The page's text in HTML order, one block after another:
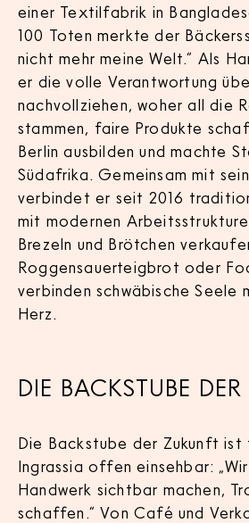
einer Textilfabrik in
100 Toten merkte der
nicht mehr meine Welt.“ Als
er die volle Verantwortung
nachvollziehen, woher all die
stammen, faire Produkte
Berlin ausbilden und machte
Südafrika. Gemeinsam mit
verbindet er seit 2016
mit modernen
Brezeln und Brötchen
Roggensauerteigbrot oder
verbinden schwäbische Seele
Herz.
DIE BACKSTUBE
Die Backstube der Zukunft ist
Ingrassia offen einsehbar:
Handwerk sichtbar machen,
schaffen.“ Von Café und